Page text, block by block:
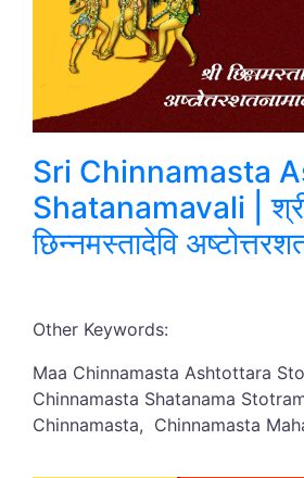
Sri Chinnamasta
Shatanamavali |
छिन्नमस्तादेवि
Other Keywords:
Maa Chinnamasta Ashtottara
Chinnamasta Shatanama
Chinnamasta, Chinnamasta